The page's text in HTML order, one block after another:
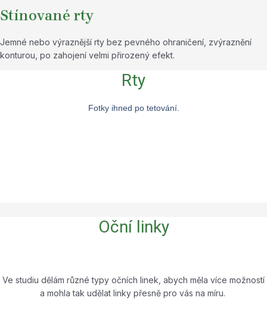
Stínované rty
Jemné nebo výraznější rty bez pevného ohraničení, zvýraznění
konturou, po zahojení velmi přirozený efekt.
Rty
Fotky ihned po tetování.
Oční linky
Ve studiu dělám různé typy očních linek, abych měla více možností
a mohla tak udělat linky přesně pro vás na míru.